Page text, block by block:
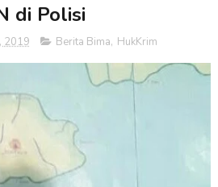
di Polisi
2019 Berita Bima, HukKrim